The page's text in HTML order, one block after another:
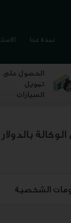
نبذة عنا
الحصول على
تمويل
السيارات
الشخصية